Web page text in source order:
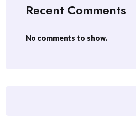
Recent Comments
No comments to show.